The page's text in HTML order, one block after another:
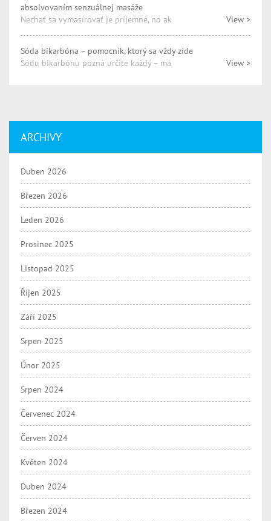
absolvovaním senzuálnej masáže
Nechať sa vymasírovať je príjemné, no ak
View >
Sóda bikarbóna – pomocník, ktorý sa vždy zíde
Sódu bikarbónu pozná určite každý – má
View >
ARCHIVY
Duben 2026
Březen 2026
Leden 2026
Prosinec 2025
Listopad 2025
Říjen 2025
Září 2025
Srpen 2025
Únor 2025
Srpen 2024
Červenec 2024
Červen 2024
Květen 2024
Duben 2024
Březen 2024